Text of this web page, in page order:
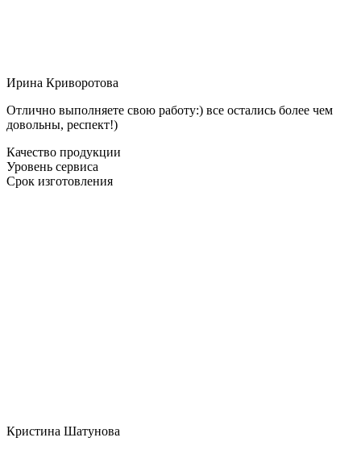
Ирина Криворотова
Отлично выполняете свою работу:) все остались более чем
довольны, респект!)
Качество продукции
Уровень сервиса
Срок изготовления
Кристина Шатунова